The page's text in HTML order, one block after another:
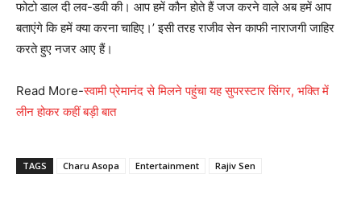
फोटो डाल दी लव-डवी की। आप हमें कौन होते हैं जज करने वाले अब हमें आप
बताएंगे कि हमें क्या करना चाहिए।’ इसी तरह राजीव सेन काफी नाराजगी जाहिर
करते हुए नजर आए हैं।
Read More-स्वामी प्रेमानंद से मिलने पहुंचा यह सुपरस्टार सिंगर, भक्ति में
लीन होकर कहीं बड़ी बात
TAGS Charu Asopa Entertainment Rajiv Sen